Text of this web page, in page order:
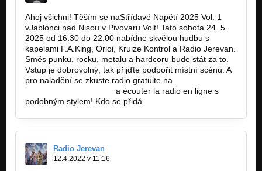
Ahoj všichni! Těším se naStřídavé Napětí 2025 Vol. 1
vJablonci nad Nisou v Pivovaru Volt! Tato sobota 24. 5.
2025 od 16:30 do 22:00 nabídne skvělou hudbu s
kapelami F.A.King, Orloi, Kruize Kontrol a Radio Jerevan.
Směs punku, rocku, metalu a hardcoru bude stát za to.
Vstup je dobrovolný, tak přijďte podpořit místní scénu. A
pro naladění se zkuste radio gratuite na
a écouter la radio en ligne s
podobným stylem! Kdo se přidá
Radio Jerevan
12.4.2022 v 11:16